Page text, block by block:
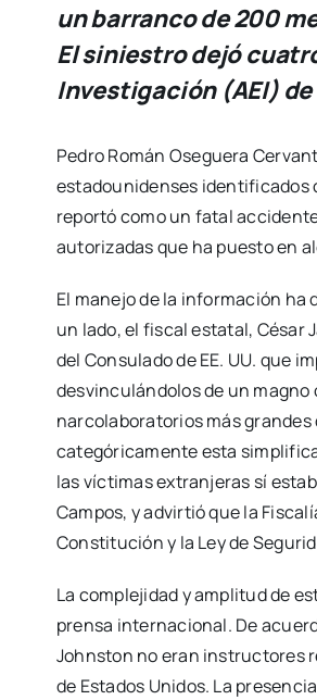
un barranco de 200
El siniestro dejó
Investigación (AEI)
Pedro Román Oseguera
estadounidenses identificados
reportó como un fatal
autorizadas que ha puesto en
El manejo de la información ha
un lado, el fiscal estatal, César
del Consulado de EE. UU. que
desvinculándolos de un
narcolaboratorios más
categóricamente esta
las víctimas extranjeras sí
Campos, y advirtió que la
Constitución y la Ley de
La complejidad y amplitud de
prensa internacional. De
Johnston no eran instructores
de Estados Unidos. La